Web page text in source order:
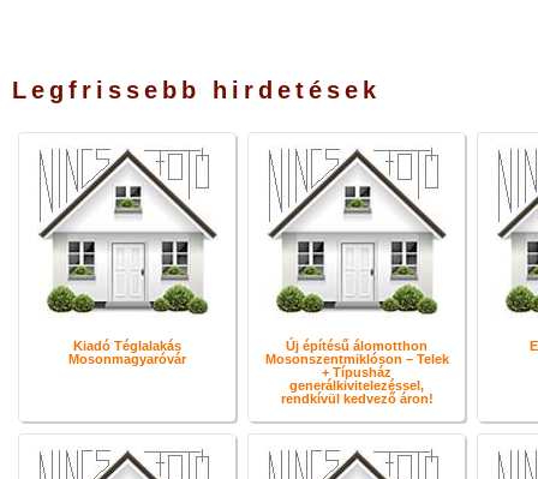
Legfrissebb hirdetések
Kiadó Téglalakás
Mosonmagyaróvár
Új építésű álomotthon
Mosonszentmiklóson – Telek
+ Típusház
generálkivitelezéssel,
rendkívül kedvező áron!